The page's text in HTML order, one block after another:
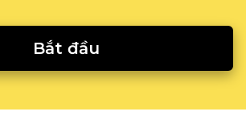
Bắt đầu